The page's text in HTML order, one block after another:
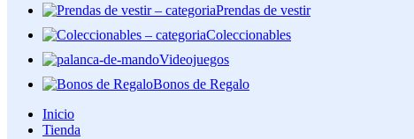
Prendas de vestir
Coleccionables
Videojuegos
Bonos de Regalo
Inicio
Tienda